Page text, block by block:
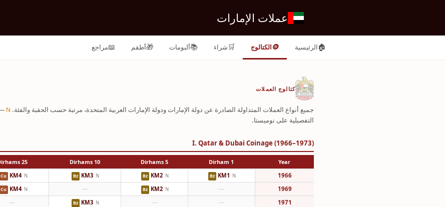
عملات الإمارات
🏠الرئيسية 🪙الكتالوج 🛒شراء 📚ألبومات 🎁أطقم 📖مراجع
كتالوج العملات
جميع أنواع العملات المتداولة الصادرة عن دولة الإمارات ودولة الإمارات العربية المتحدة، مرتبة حسب الحقبة والفئة. N
التفصيلية على نوميستا.
I. Qatar & Dubai Coinage (1966–1973)
Year
1 Dirham
5 Dirhams
10 Dirhams
25 Dirhams
1966
KM1 N
Bz
KM2 N
Bz
KM3 N
Bz
KM4 N
Cu
1969
—
KM2 N
Bz
—
KM4 N
Cu
1971
—
—
KM3 N
Bz
—